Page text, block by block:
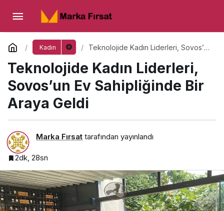
Kadın
Teknolojide Kadın Liderleri, Sovos’un
Teknolojide Kadın Liderleri,
Sovos’un Ev Sahipliğinde Bir
Araya Geldi
Marka Fırsat tarafından yayınlandı
2dk, 28sn
Teknolojide Kadın Liderleri, Sovos’un Ev
Sahipliğinde Bir Araya Geldi
Yorum Yap